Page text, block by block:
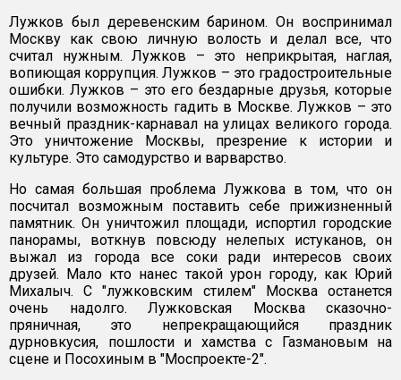
Лужков был деревенским барином. Он воспринимал
Москву как свою личную волость и делал все, что
считал нужным. Лужков – это неприкрытая, наглая,
вопиющая коррупция. Лужков – это градостроительные
ошибки. Лужков – это его бездарные друзья, которые
получили возможность гадить в Москве. Лужков – это
вечный праздник-карнавал на улицах великого города.
Это уничтожение Москвы, презрение к истории и
культуре. Это самодурство и варварство.
Но самая большая проблема Лужкова в том, что он
посчитал возможным поставить себе прижизненный
памятник. Он уничтожил площади, испортил городские
панорамы, воткнув повсюду нелепых истуканов, он
выжал из города все соки ради интересов своих
друзей. Мало кто нанес такой урон городу, как Юрий
Михалыч. С "лужковским стилем" Москва останется
очень надолго. Лужковская Москва сказочно-
пряничная, это непрекращающийся праздник
дурновкусия, пошлости и хамства с Газмановым на
сцене и Посохиным в "Моспроекте-2".